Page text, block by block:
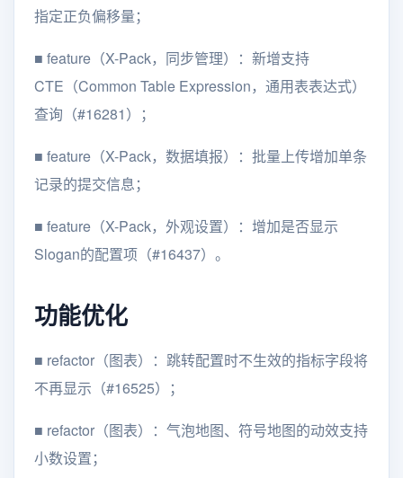
指定正负偏移量；
■ feature（X-Pack，同步管理）：新增支持
CTE（Common Table Expression，通用表表达式）
查询（#16281）；
■ feature（X-Pack，数据填报）：批量上传增加单条
记录的提交信息；
■ feature（X-Pack，外观设置）：增加是否显示
Slogan的配置项（#16437）。
功能优化
■ refactor（图表）：跳转配置时不生效的指标字段将
不再显示（#16525）；
■ refactor（图表）：气泡地图、符号地图的动效支持
小数设置；